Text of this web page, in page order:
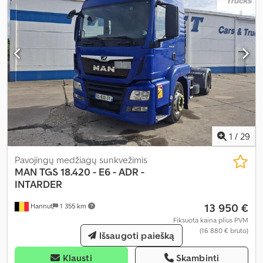
1 / 29
Hannut 1 355 km
Pavojingų medžiagų sunkvežimis
MAN TGS 18.420 - E6 - ADR -
INTARDER
13 950 €
Fiksuota kaina plius PVM
(16 880 € bruto)
Klausti Skambinti
Išsaugoti paiešką